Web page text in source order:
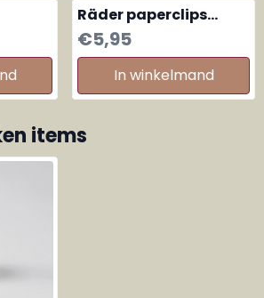
Räder paperclips
Huisjes
Prijs: 5,95
€5,95
In winkelmand
items